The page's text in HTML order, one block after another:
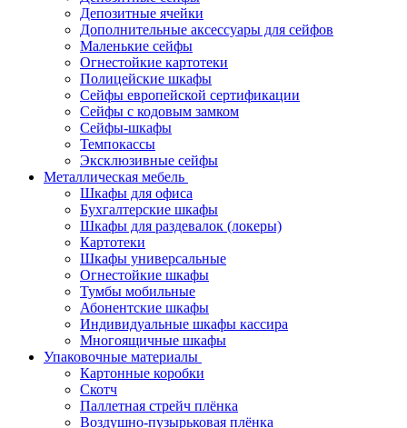
Депозитные ячейки
Дополнительные аксессуары для сейфов
Маленькие сейфы
Огнестойкие картотеки
Полицейские шкафы
Сейфы европейской сертификации
Сейфы с кодовым замком
Сейфы-шкафы
Темпокассы
Эксклюзивные сейфы
Металлическая мебель
Шкафы для офиса
Бухгалтерские шкафы
Шкафы для раздевалок (локеры)
Картотеки
Шкафы универсальные
Огнестойкие шкафы
Тумбы мобильные
Абонентские шкафы
Индивидуальные шкафы кассира
Многоящичные шкафы
Упаковочные материалы
Картонные коробки
Скотч
Паллетная стрейч плёнка
Воздушно-пузырьковая плёнка